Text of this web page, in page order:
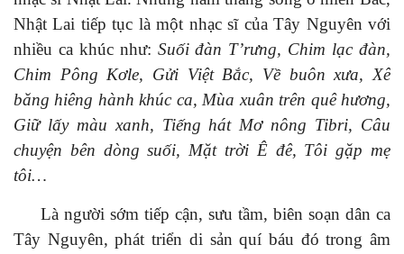
Nhật Lai tiếp tục là một nhạc sĩ của Tây Nguyên với
nhiều ca khúcnhư: Suối đàn T’rưng, Chim lạc đàn,
Chim Pông Kơle, Gửi Việt Bắc, Về buôn xưa, Xê
băng hiêng hành khúc ca, Mùa xuân trên quê hương,
Giữ lấy màu xanh, Tiếng hát Mơ nông Tibri, Câu
chuyện bên dòng suối, Mặt trời Ê đê, Tôi gặp mẹ
tôi…
Là người sớm tiếp cận, sưu tầm, biên soạn dân ca
Tây Nguyên, phát triển di sản quí báu đótrongâm